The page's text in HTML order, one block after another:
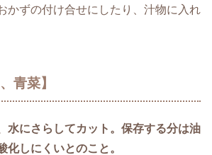
かずの付け合せにしたり、汁物に入れ
青菜】
水にさらしてカット。保存する分は油
化しにくいとのこと。